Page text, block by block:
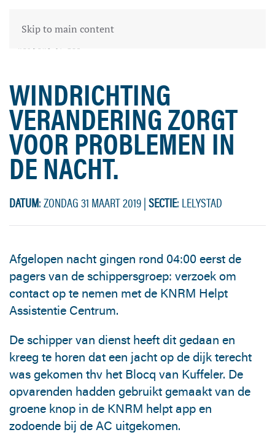
Skip to main content
WINDRICHTING
VERANDERING ZORGT
VOOR PROBLEMEN IN
DE NACHT.
DATUM: ZONDAG 31 MAART 2019|SECTIE: LELYSTAD
Afgelopen nacht gingen rond 04:00 eerst de
pagers van de schippersgroep: verzoek om
contact op te nemen met de KNRM Helpt
Assistentie Centrum.
De schipper van dienst heeft dit gedaan en
kreeg te horen dat een jacht op de dijk terecht
was gekomen thv het Blocq van Kuffeler. De
opvarenden hadden gebruikt gemaakt van de
groene knop in de KNRM helpt app en
zodoende bij de AC uitgekomen.